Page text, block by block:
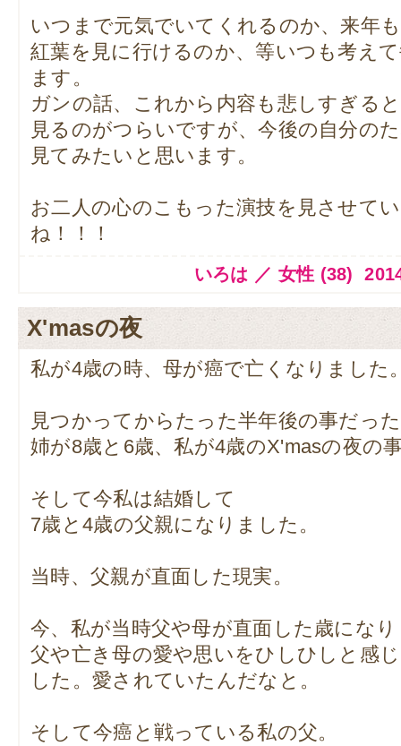
いつまで元気でいてくれるのか、来年
紅葉を見に行けるのか、等いつも考え
ます。
ガンの話、これから内容も悲しすぎる
見るのがつらいですが、今後の自分の
見てみたいと思います。
お二人の心のこもった演技を見させて
ね！！！
いろは ／ 女性 (38)
X'masの夜
私が4歳の時、母が癌で亡くなりました
見つかってからたった半年後の事だっ
姉が8歳と6歳、私が4歳のX'masの夜の
そして今私は結婚して
7歳と4歳の父親になりました。
当時、父親が直面した現実。
今、私が当時父や母が直面した歳になり
父や亡き母の愛や思いをひしひしと感
した。愛されていたんだなと。
そして今癌と戦っている私の父。